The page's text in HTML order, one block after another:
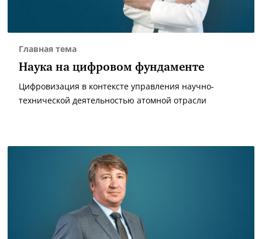
Главная тема
Наука на цифровом фундаменте
Цифровизация в контексте управления научно-
технической деятельностью атомной отрасли